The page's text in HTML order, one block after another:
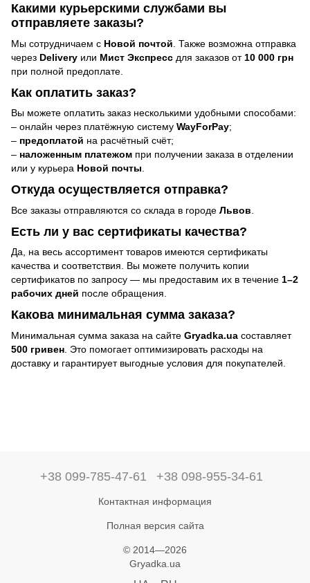
Какими курьерскими службами вы
отправляете заказы?
Мы сотрудничаем с Новой почтой . Также возможна отправка
через Delivery или Мист Экспресс для заказов от 10 000 грн
при полной предоплате.
Как оплатить заказ?
Вы можете оплатить заказ несколькими удобными способами:
– онлайн через платёжную систему WayForPay;
– предоплатой на расчётный счёт;
– наложенным платежом при получении заказа в отделении
или у курьера Новой почты
Откуда осуществляется отправка?
Все заказы отправляются со склада в городе Львов
Есть ли у вас сертификаты качества?
Да, на весь ассортимент товаров имеются сертификаты
качества и соответствия. Вы можете получить копии
сертификатов по запросу — мы предоставим их в течение 1–2
рабочих дней после обращения.
Какова минимальная сумма заказа?
Минимальная сумма заказа на сайте Gryadka.ua составляет
500 гривен . Это помогает оптимизировать расходы на
доставку и гарантирует выгодные условия для покупателей.
+38 099-785-47-61 +38 098-955-34-61
Контактная информация
Полная версия сайта
© 2014—2026
Gryadka.ua